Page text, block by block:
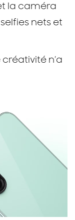
la caméra
nets et
n’a